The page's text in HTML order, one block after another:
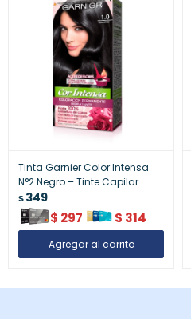
Tinta Garnier Color Intensa
N°2 Negro – Tinte Capilar
Negro Intenso
$349
$ 297 $ 314